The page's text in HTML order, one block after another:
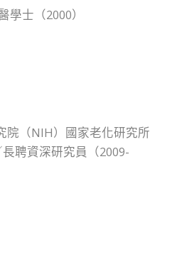
學士（2000）
院（NIH）國家老化研究所
長聘資深研究員（2009-